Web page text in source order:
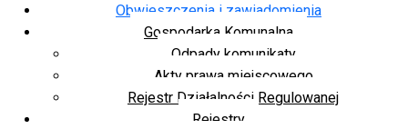
Obwieszczenia i zawiadomienia
Gospodarka Komunalna
Odpady komunikaty
Akty prawa miejscowego
Rejestr Działalności Regulowanej
Rejestry